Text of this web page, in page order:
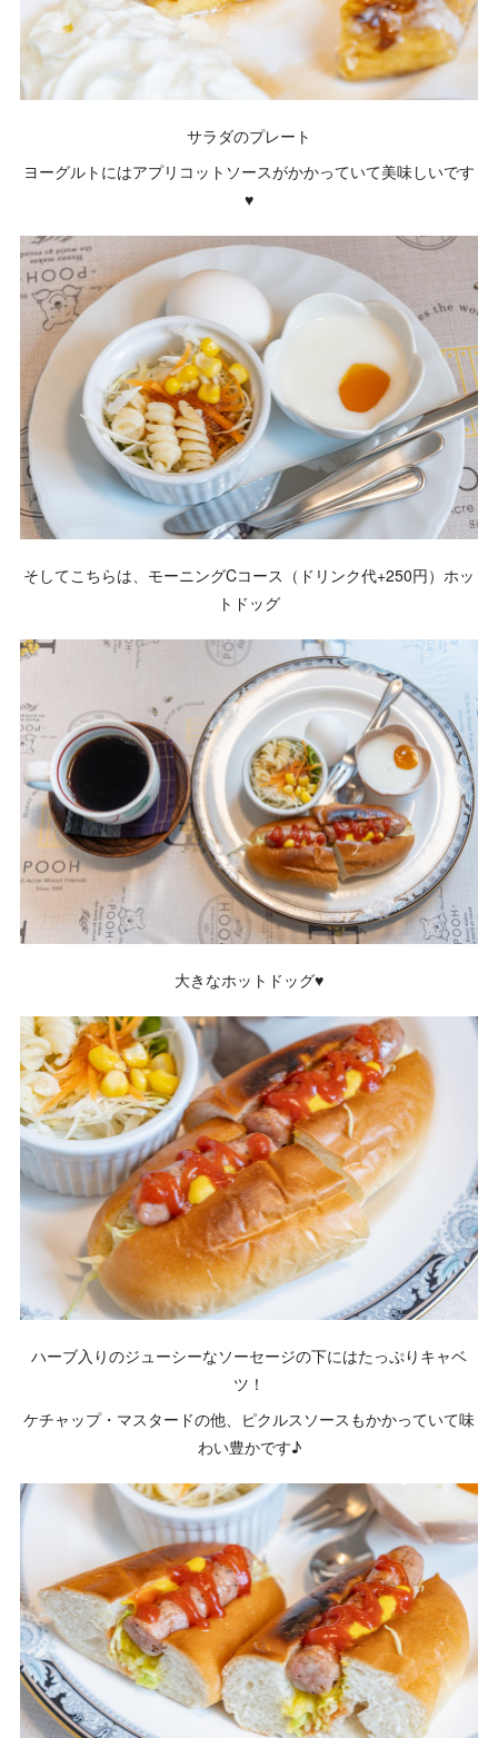
サラダのプレート
ヨーグルトにはアプリコットソースがかかっていて美味しいです
♥
そしてこちらは、モーニングCコース（ドリンク代+250円）ホッ
トドッグ
大きなホットドッグ♥
ハーブ入りのジューシーなソーセージの下にはたっぷりキャベ
ツ！
ケチャップ・マスタードの他、ピクルスソースもかかっていて味
わい豊かです♪